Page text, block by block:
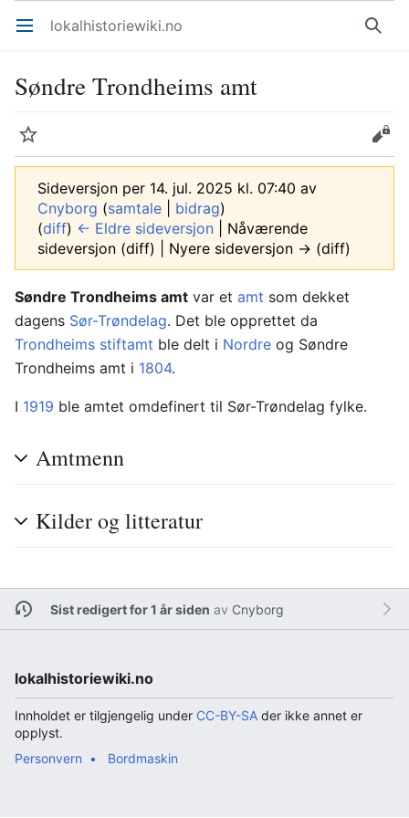
Åpne hovedmenyen lokalhistoriewiki.no Søk
Søndre Trondheims amt
Overvåk Rediger
Sideversjon per 14. jul. 2025 kl. 07:40 av
Cnyborg (samtale bidrag)
(diff) ← Eldre sideversjon | Nåværende
sideversjon (diff) | Nyere sideversjon → (diff)
Søndre Trondheims amt var et amt som dekket
dagens Sør-Trøndelag. Det ble opprettet da
Trondheims stiftamt ble delt i Nordre og Søndre
Trondheims amt i 1804.
I 1919 ble amtet omdefinert til Sør-Trøndelag fylke.
Amtmenn
Kilder og litteratur
Sist redigert for 1 år siden av Cnyborg
lokalhistoriewiki.no
Innholdet er tilgjengelig under CC-BY-SA der ikke annet er
opplyst.
Personvern
Bordmaskin